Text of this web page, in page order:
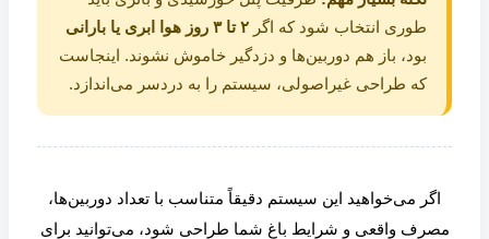
طوری انتخاب شود که اگر ۲ تا ۳ روز هوا ابری یا بارانی
بود، باز هم دوربین‌ها و دزدگیر خاموش نشوند. اینجاست
که طراحی غیراصولی، سیستم را به دردسر می‌اندازد.
اگر می‌خواهید این سیستم دقیقاً متناسب با تعداد دوربین‌ها،
مصرف واقعی و شرایط باغ شما طراحی شود، می‌توانید برای